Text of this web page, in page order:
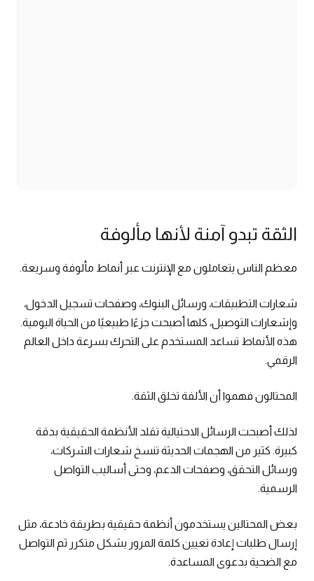
الثقة تبدو آمنة لأنها مألوفة
معظم الناس يتعاملون مع الإنترنت عبر أنماط مألوفة وسريعة.
شعارات التطبيقات، ورسائل البنوك، وصفحات تسجيل الدخول،
وإشعارات التوصيل، كلها أصبحت جزءًا طبيعيًا من الحياة اليومية.
هذه الأنماط تساعد المستخدم على التحرك بسرعة داخل العالم
الرقمي.
المحتالون فهموا أن الألفة تخلق الثقة.
لذلك أصبحت الرسائل الاحتيالية تقلد الأنظمة الحقيقية بدقة
كبيرة. كثير من الهجمات الحديثة تنسخ شعارات الشركات،
ورسائل التحقق، وصفحات الدعم، وحتى أساليب التواصل
الرسمية.
بعض المحتالين يستخدمون أنظمة حقيقية بطريقة خادعة، مثل
إرسال طلبات إعادة تعيين كلمة المرور بشكل متكرر ثم التواصل
مع الضحية بدعوى المساعدة.